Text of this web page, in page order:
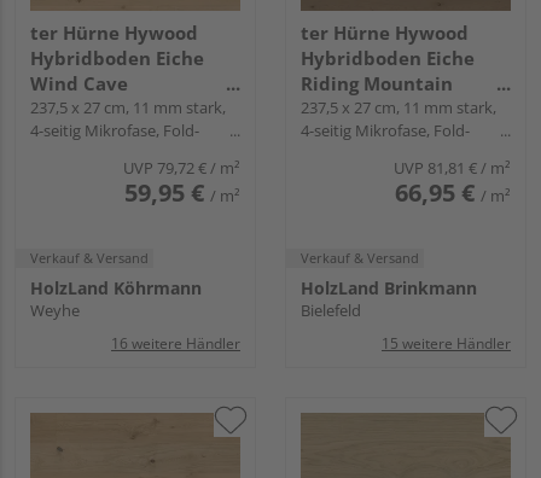
ter Hürne Hywood
Hybridboden Eiche
Wind Cave
Landhausdiele lackiert
extramatt lebhaft -
Noblesse Collection
237,5 x 27 cm, 11 mm stark,
4-seitig Mikrofase, Fold-
UVP 79,72 €/ m²
59,95 € / m²
Verkauf & Versand
HolzLand Köhrmann
Weyhe
16 weitere Händler
ter Hürne Hywood
Hybridboden Eiche
Riding Mountain
Landhausdiele natur-
geölt extramatt
lebhaft - Noblesse
237,5 x 27 cm, 11 mm stark,
4-seitig Mikrofase, Fold-
UVP 81,81 €/ m²
66,95 € / m²
Verkauf & Versand
HolzLand Brinkmann
Bielefeld
15 weitere Händler